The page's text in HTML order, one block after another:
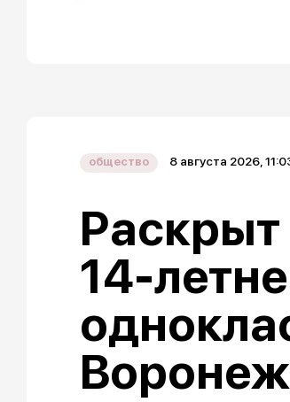
общество 8 августа 2026,
Раскрыт
14-